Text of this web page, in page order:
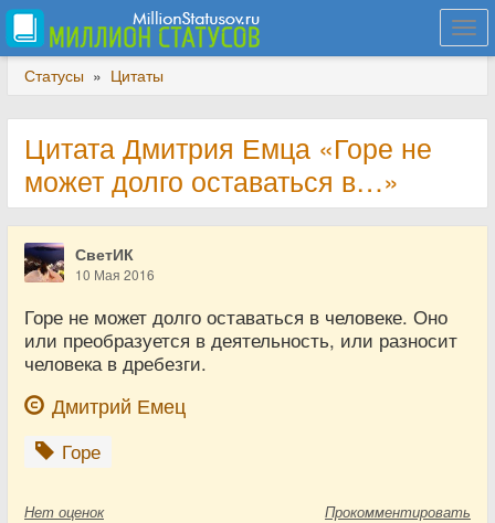
Статусы » Цитаты
Цитата Дмитрия Емца «Горе не
может долго оставаться в…»
СветИК
10 Мая 2016
Горе не может долго оставаться в человеке. Оно
или преобразуется в деятельность, или разносит
человека в дребезги.
Дмитрий Емец
Горе
Нет оценок Прокомментировать